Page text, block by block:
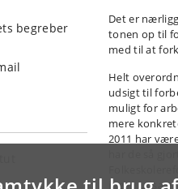
begreber
Det er
tonen op til
med til at
Helt
udsigt til
muligt for
mere
2011 har
ingen